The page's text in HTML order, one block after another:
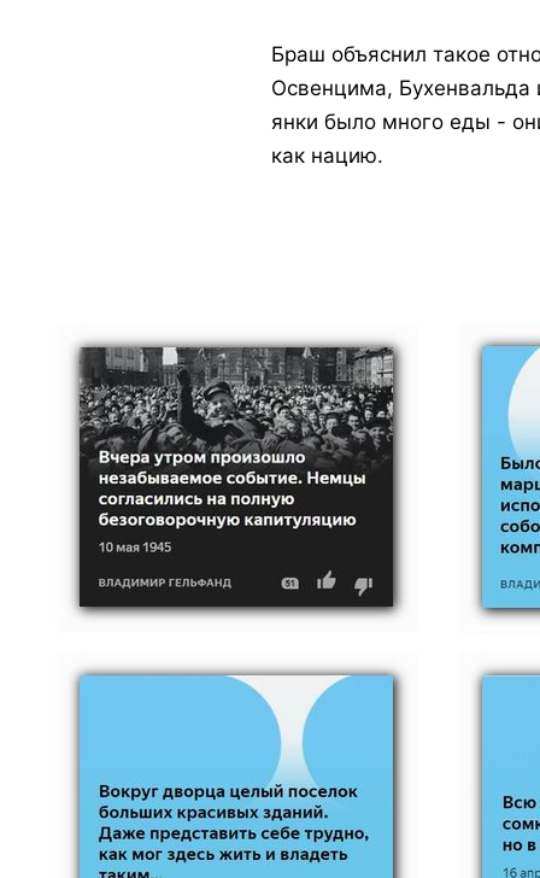
Браш объяснил такое
Освенцима, Бухенвальда
янки было много еды -
как нацию.